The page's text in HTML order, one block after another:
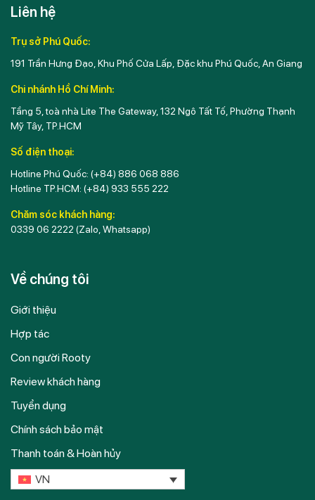
Liên hệ
Trụ sở Phú Quốc:
191 Trần Hưng Đạo, Khu Phố Cửa Lấp, Đặc khu Phú Quốc, An Giang
Chi nhánh Hồ Chí Minh:
Tầng 5, toà nhà Lite The Gateway, 132 Ngô Tất Tố, Phường Thạnh
Mỹ Tây, TP.HCM
Số điện thoại:
Hotline Phú Quốc: (+84) 886 068 886
Hotline TP.HCM: (+84) 933 555 222
Chăm sóc khách hàng:
0339 06 2222 (Zalo, Whatsapp)
Về chúng tôi
Giới thiệu
Hợp tác
Con người Rooty
Review khách hàng
Tuyển dụng
Chính sách bảo mật
Thanh toán & Hoàn hủy
VN